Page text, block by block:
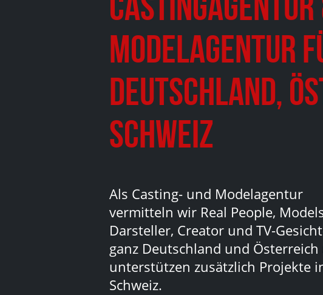
Modelagentur
Deutschland,
Schweiz
Als Casting- und Modelagentur
vermitteln wir Real People,
Darsteller, Creator und TV-
ganz Deutschland und Österreich
unterstützen zusätzlich Projekte
Schweiz.